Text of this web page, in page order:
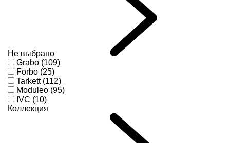
Не выбрано
Grabo (109)
Forbo (25)
Tarkett (112)
Moduleo (95)
IVC (10)
Коллекция